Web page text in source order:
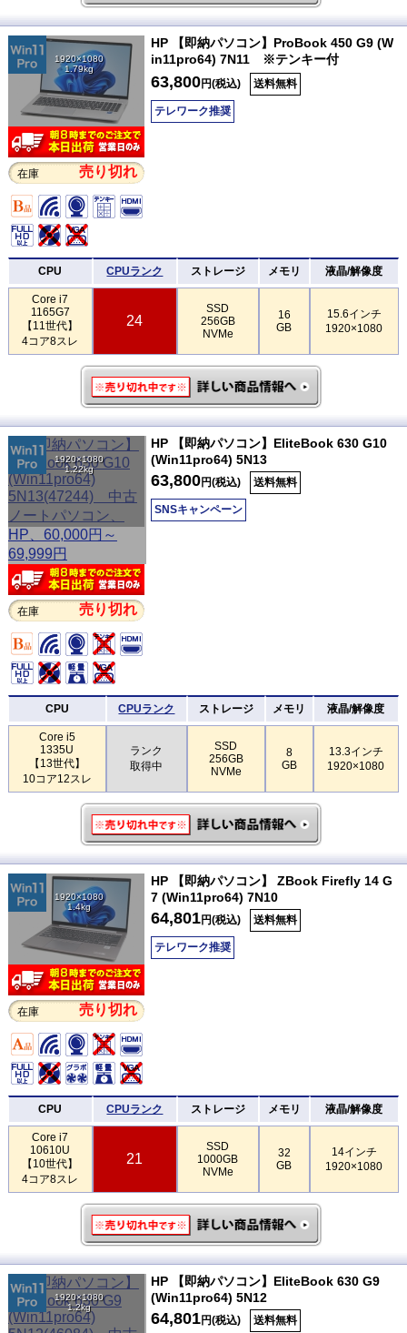
1920×1080
1.79kg
在庫 売り切れ
HP 【即納パソコン】ProBook 450 G9 (W
in11pro64) 7N11 ※テンキー付
63,800円(税込) 送料無料
テレワーク推奨
CPU CPUランク ストレージ メモリ 液晶/解像度
Core i7
1165G7
【11世代】
4コア8スレ
24
SSD
256GB
NVMe
16
GB
15.6インチ
1920×1080
1920×1080
1.22kg
在庫 売り切れ
HP 【即納パソコン】EliteBook 630 G10
(Win11pro64) 5N13
63,800円(税込) 送料無料
SNSキャンペーン
CPU CPUランク ストレージ メモリ 液晶/解像度
Core i5
1335U
【13世代】
10コア12スレ
ランク
取得中
SSD
256GB
NVMe
8
GB
13.3インチ
1920×1080
1920×1080
1.4kg
在庫 売り切れ
HP 【即納パソコン】 ZBook Firefly 14 G
7 (Win11pro64) 7N10
64,801円(税込) 送料無料
テレワーク推奨
CPU CPUランク ストレージ メモリ 液晶/解像度
Core i7
10610U
【10世代】
4コア8スレ
21
SSD
1000GB
NVMe
32
GB
14インチ
1920×1080
1920×1080
1.2kg
HP 【即納パソコン】EliteBook 630 G9
(Win11pro64) 5N12
64,801円(税込) 送料無料